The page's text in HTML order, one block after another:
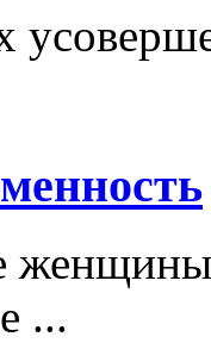
...